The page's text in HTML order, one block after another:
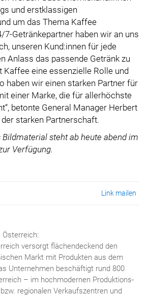
und erstklassigen
um das Thema Kaffee
7-Getränkepartner haben wir an uns
unseren Kund:innen für jede
Anlass das passende Getränk zu
Kaffee eine essenzielle Rolle und
haben wir einen starken Partner für
einer Marke, die für allerhöchste
betonte General Manager Herbert
starken Partnerschaft.
steht ab heute abend im
Verfügung.
Link mailen
Österreich:
versorgt flächendeckend den
Markt mit Produkten aus dem
Unternehmen beschäftigt rund 800
– im hochmodernen Produktions-
regionalen Verkaufszentren und